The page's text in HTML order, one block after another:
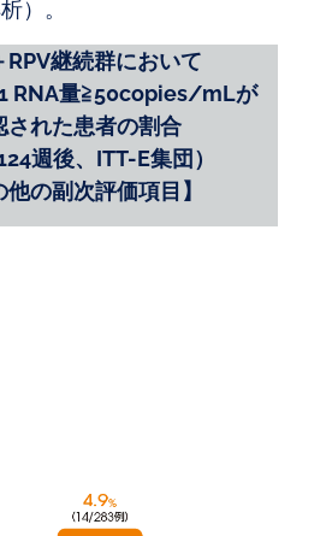
）。
RPV継続群において
RNA量≧50copies/mLが
された患者の割合
週後、ITT-E集団）
他の副次評価項目】